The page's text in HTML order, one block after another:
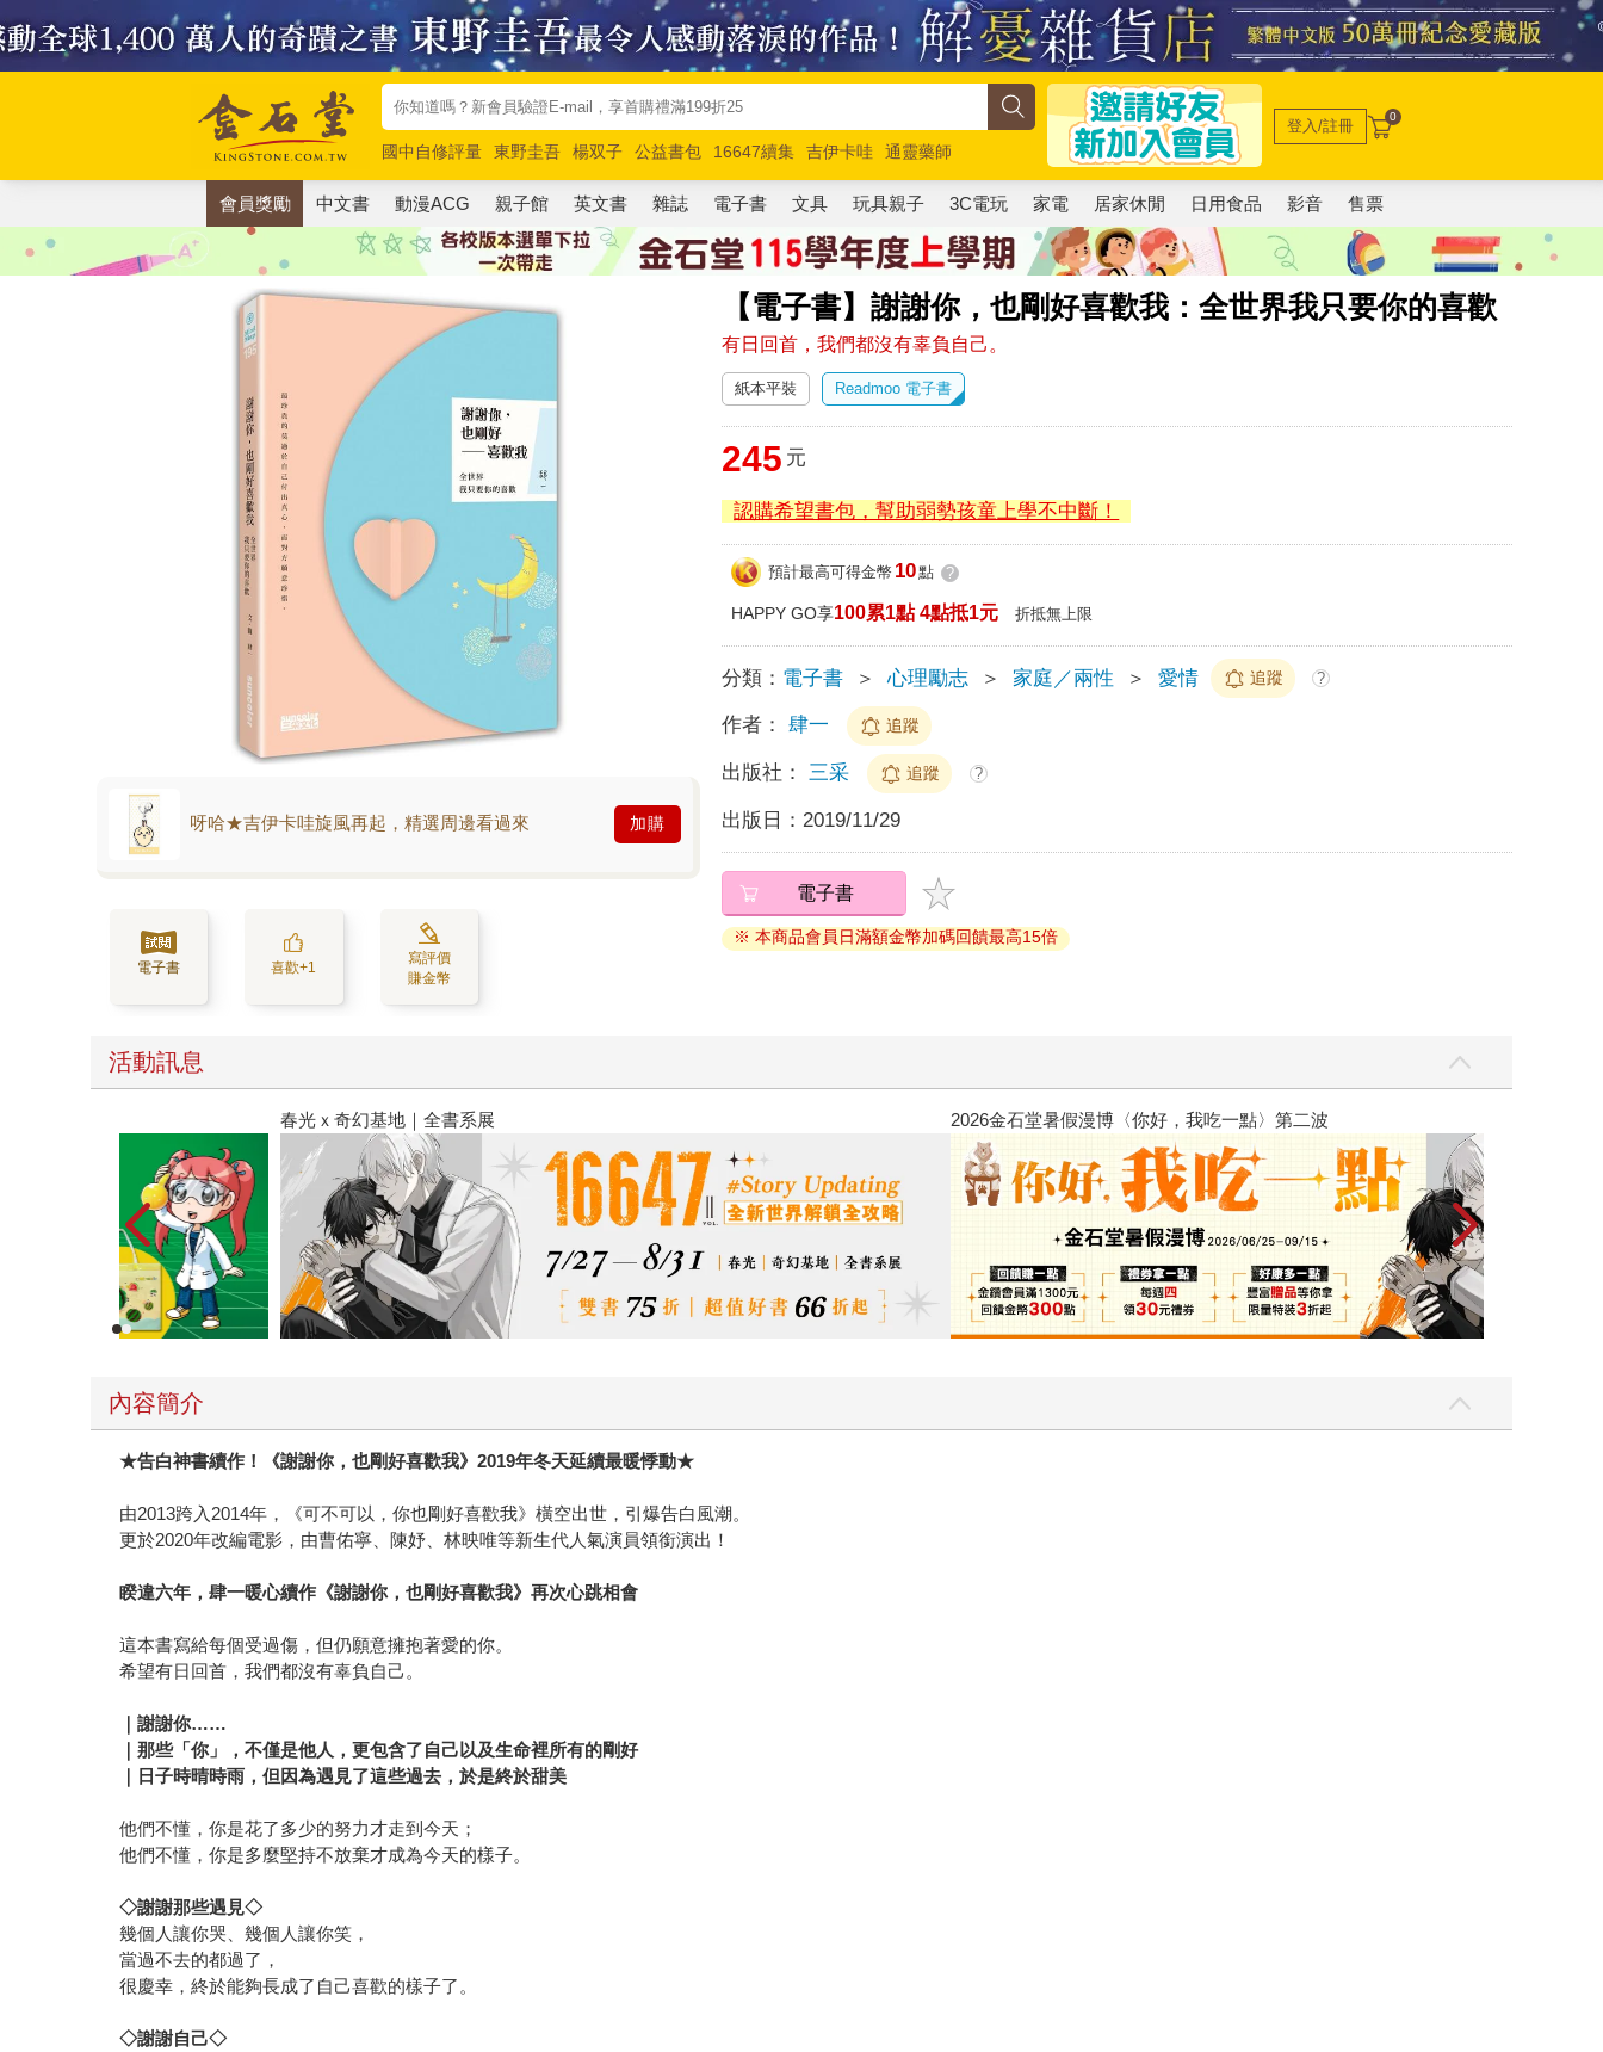
國中自修評量 東野圭吾 楊双子 公益書包 16647續集 吉伊卡哇
通靈藥師
唯紅花綻放
奧德賽 路邊攤新作 馬斯克 玩具總動員5 超慢跑
登入/註冊 0
會員獎勵 中文書 動漫ACG 親子館 英文書 雜誌 電子書 文具 玩具親子 3C電玩 家電 居家休閒 日用食品 影音 售票
【電子書】謝謝你，也剛好喜歡我：全世界我只要你的喜歡
有日回首，我們都沒有辜負自己。
呀哈★吉伊卡哇旋風再起，精選周邊看過來 加購
電子書 喜歡+1
寫評價
賺金幣
紙本平裝 Readmoo 電子書
245 元
認購希望書包，幫助弱勢孩童上學不中斷！
預計最高可得金幣 10點 ?
HAPPY GO享100累1點 4點抵1元 折抵無上限
分類： 電子書 ＞ 心理勵志 ＞ 家庭／兩性 ＞ 愛情 追蹤 ?
作者： 肆一 追蹤
出版社： 三采 追蹤 ?
出版日： 2019/11/29
電子書
※ 本商品會員日滿額金幣加碼回饋最高15倍
活動訊息
春光ｘ奇幻基地｜全書系展 2026金石堂暑假漫博〈你好，我吃一點〉第二波
內容簡介
★告白神書續作！《謝謝你，也剛好喜歡我》2019年冬天延續最暖悸動★
由2013跨入2014年，《可不可以，你也剛好喜歡我》橫空出世，引爆告白風潮。
更於2020年改編電影，由曹佑寧、陳妤、林映唯等新生代人氣演員領銜演出！
睽違六年，肆一暖心續作《謝謝你，也剛好喜歡我》再次心跳相會
這本書寫給每個受過傷，但仍願意擁抱著愛的你。
希望有日回首，我們都沒有辜負自己。
｜謝謝你……
｜那些「你」，不僅是他人，更包含了自己以及生命裡所有的剛好
｜日子時晴時雨，但因為遇見了這些過去，於是終於甜美
他們不懂，你是花了多少的努力才走到今天；
他們不懂，你是多麼堅持不放棄才成為今天的樣子。
◇謝謝那些遇見◇
幾個人讓你哭、幾個人讓你笑，
當過不去的都過了，
很慶幸，終於能夠長成了自己喜歡的樣子了。
◇謝謝自己◇